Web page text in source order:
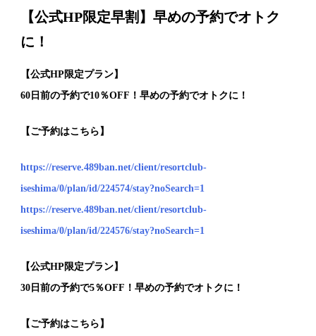
【公式HP限定早割】早めの予約でオトク
に！
【公式HP限定プラン】
60日前の予約で10％OFF！早めの予約でオトクに！
【ご予約はこちら】
https://reserve.489ban.net/client/resortclub-
iseshima/0/plan/id/224574/stay?noSearch=1
https://reserve.489ban.net/client/resortclub-
iseshima/0/plan/id/224576/stay?noSearch=1
【公式HP限定プラン】
30日前の予約で5％OFF！早めの予約でオトクに！
【ご予約はこちら】